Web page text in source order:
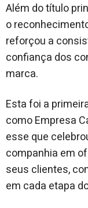
Além do título
o
reforçou a
confiança dos
marca.
Esta foi a
como Empresa
esse que
companhia em
seus clientes,
em cada etapa